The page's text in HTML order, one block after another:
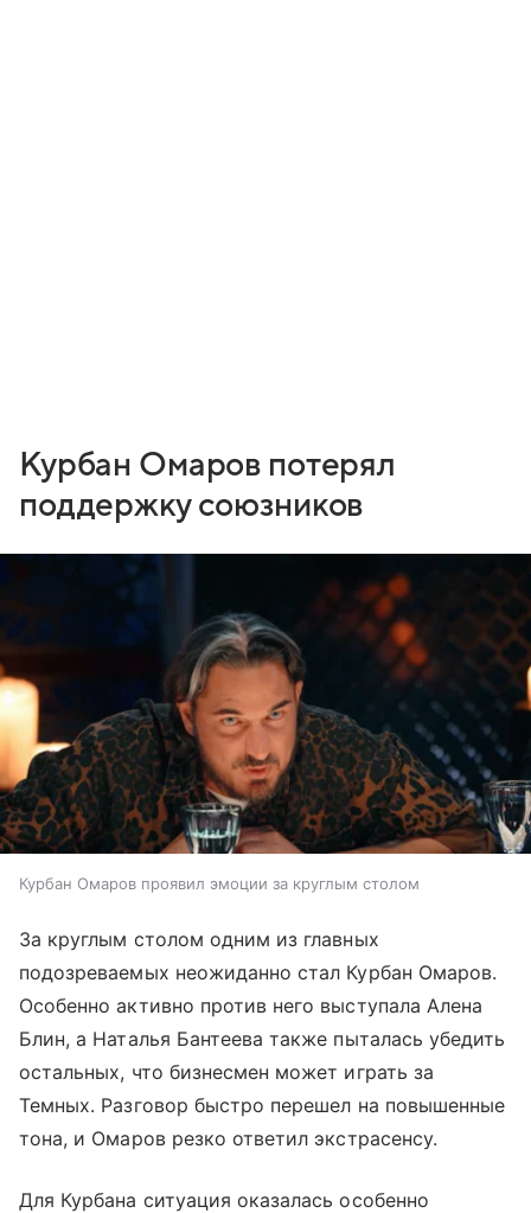
Курбан Омаров потерял
поддержку союзников
Курбан Омаров проявил эмоции за круглым столом
За круглым столом одним из главных
подозреваемых неожиданно стал Курбан Омаров.
Особенно активно против него выступала Алена
Блин, а Наталья Бантеева также пыталась убедить
остальных, что бизнесмен может играть за
Темных. Разговор быстро перешел на повышенные
тона, и Омаров резко ответил экстрасенсу.
Для Курбана ситуация оказалась особенно